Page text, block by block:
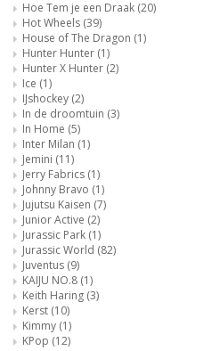
Hoe Tem je een Draak (20)
Hot Wheels (39)
House of The Dragon (1)
Hunter Hunter (1)
Hunter X Hunter (2)
Ice (1)
IJshockey (2)
In de droomtuin (3)
In Home (5)
Inter Milan (1)
Jemini (11)
Jerry Fabrics (1)
Johnny Bravo (1)
Jujutsu Kaisen (7)
Junior Active (2)
Jurassic Park (1)
Jurassic World (82)
Juventus (9)
KAIJU NO.8 (1)
Keith Haring (3)
Kerst (10)
Kimmy (1)
KPop (12)